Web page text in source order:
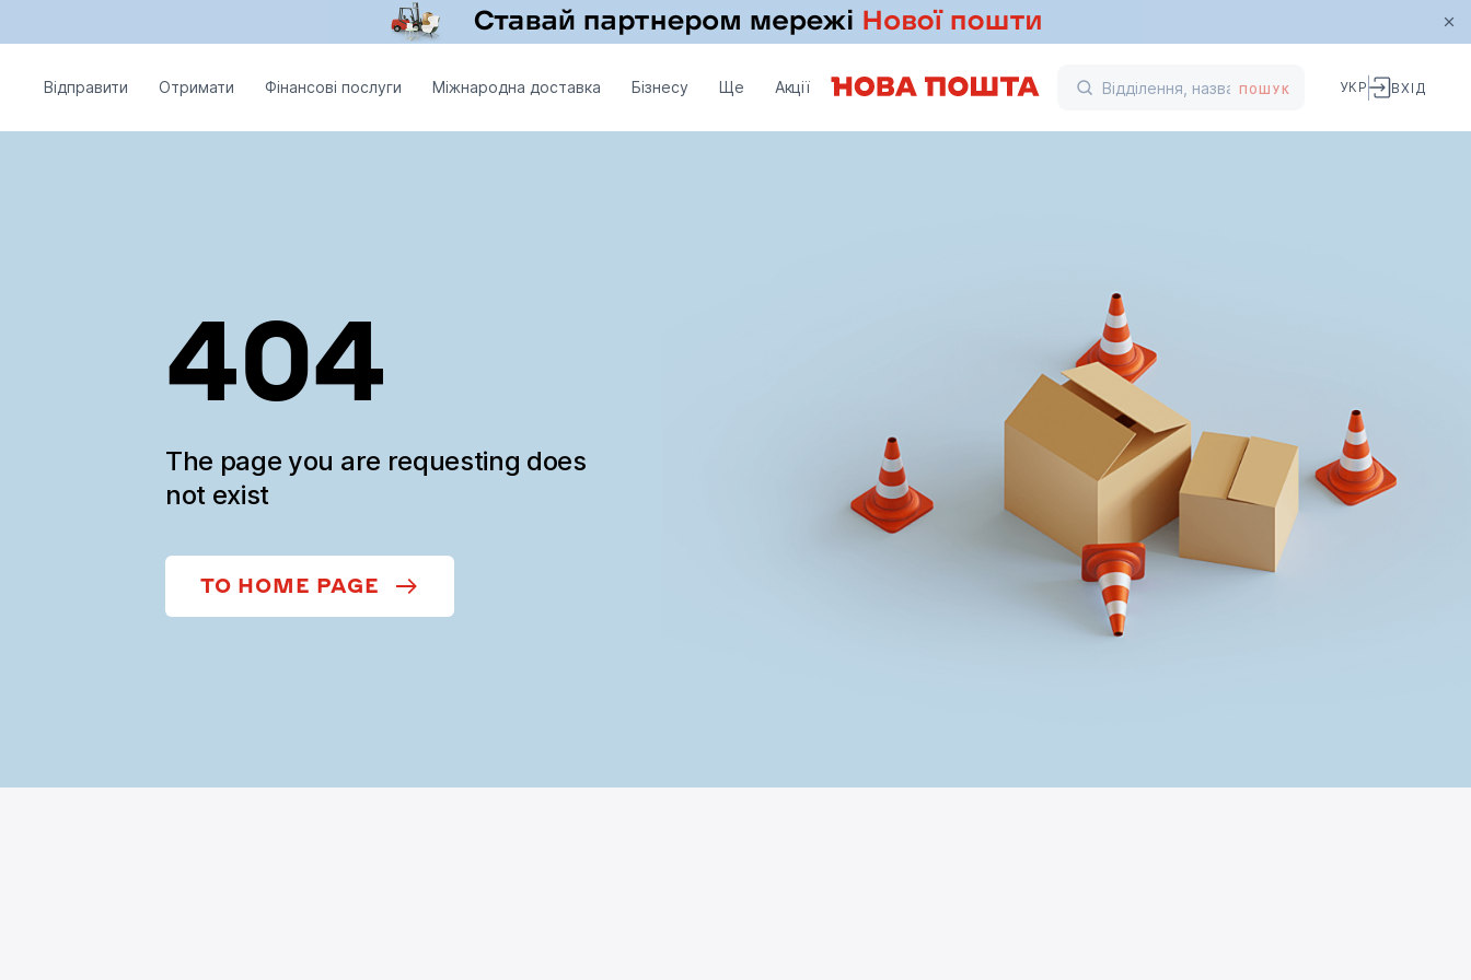
Відправити Отримати Фінансові послуги Міжнародна доставка Бізнесу Ще Акції ПОШУК УКР ВХІД
404
The page you are requesting does
not exist
TO HOME PAGE